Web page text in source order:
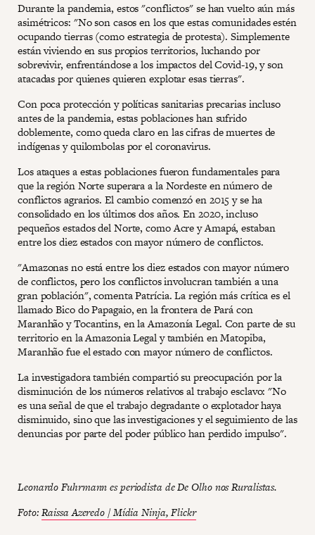
Durante la pandemia, estos "conflictos" se han vuelto aún más
asimétricos: "No son casos en los que estas comunidades estén
ocupando tierras (como estrategia de protesta). Simplemente
están viviendo en sus propios territorios, luchando por
sobrevivir, enfrentándose a los impactos del Covid-19, y son
atacadas por quienes quieren explotar esas tierras".
Con poca protección y políticas sanitarias precarias incluso
antes de la pandemia, estas poblaciones han sufrido
doblemente, como queda claro en las cifras de muertes de
indígenas y quilombolas por el coronavirus.
Los ataques a estas poblaciones fueron fundamentales para
que la región Norte superara a la Nordeste en número de
conflictos agrarios. El cambio comenzó en 2015 y se ha
consolidado en los últimos dos años. En 2020, incluso
pequeños estados del Norte, como Acre y Amapá, estaban
entre los diez estados con mayor número de conflictos.
"Amazonas no está entre los diez estados con mayor número
de conflictos, pero los conflictos involucran también a una
gran población", comenta Patrícia. La región más crítica es el
llamado Bico do Papagaio, en la frontera de Pará con
Maranhão y Tocantins, en la Amazonía Legal. Con parte de su
territorio en la Amazonia Legal y también en Matopiba,
Maranhão fue el estado con mayor número de conflictos.
La investigadora también compartió su preocupación por la
disminución de los números relativos al trabajo esclavo: "No
es una señal de que el trabajo degradante o explotador haya
disminuido, sino que las investigaciones y el seguimiento de las
denuncias por parte del poder público han perdido impulso".
Leonardo Fuhrmann es periodista de De Olho nos Ruralistas.
Foto:Raissa Azeredo / Mídia Ninja, Flickr